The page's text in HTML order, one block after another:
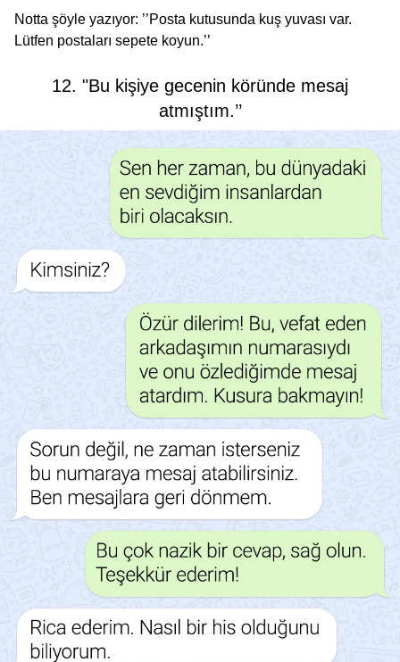
Notta şöyle yazıyor: ’’Posta kutusunda kuş yuvası var.
Lütfen postaları sepete koyun.’’
12. "Bu kişiye gecenin köründe mesaj
atmıştım.’’